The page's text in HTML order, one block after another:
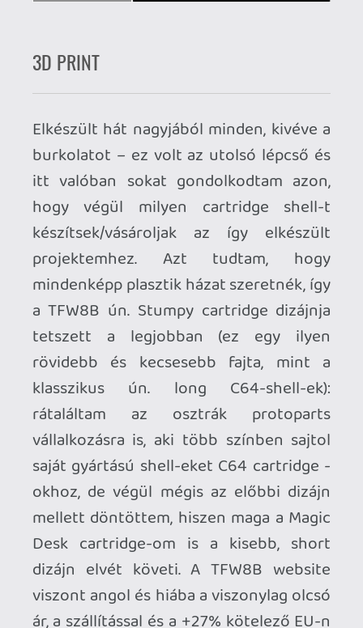
vagyok az eredménnyel.
Ahhoz, hogy te is hozzászólj, be kell
jelentkezned!
Very szép munka Stingie! Nagy gratz!
Stinger 2023.02.10 17:04:46 #1y4jf
Van origi 1084S-D commy monitorom a
padláson, ami legutóbb még működött
újrakondizás után, aztán fél évre rá
lehoztam és első bekapcskor sorkimenő
puff (és valahogy nincs kedvem ezzel
szenvedni, teljesen felesleges). Ezt most
egy ócska SpeaKA RCA2HDMI-vel vettem
fel, de az igazság az, hogy úton van a
Medusa-m Lotharektől, azzal lesz majd
Stadia HUN 2023.02.10 16:56:29
Stadia HUN 2023.02.10 16:56:29 #1y4jd
Köszi, kiváló! Kattogós joystick, Giana (bár
én inkább a Mario-skines verziót
szerettem) szép emlékeket idézett. 🙂
Egyedül a crt monitort hiányoltam!
Stinger 2023.02.10 16:40:42